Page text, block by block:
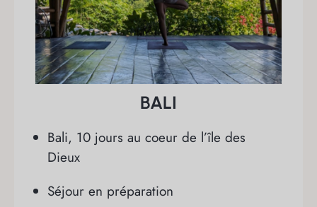
BALI
Bali, 10 jours au coeur de l’île des
Dieux
Séjour en préparation